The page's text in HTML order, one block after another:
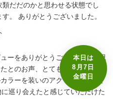
本日は
8月7日
金曜日
だだのかと思わせる状態でし
。 ありがとうございました。
ーをありがとうございます☺️ 思
とのお声、とても嬉しいです🩷
ラーを装いのアクセントとして
巡り会えたと感じていただけた